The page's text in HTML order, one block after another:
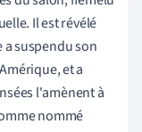
Il est révélé
a suspendu son
et a
l'amènent à
nommé